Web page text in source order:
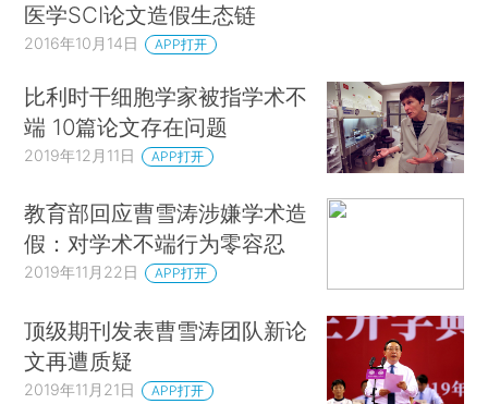
医学SCI论文造假生态链
2016年10月14日 APP打开
比利时干细胞学家被指学术不
端 10篇论文存在问题
2019年12月11日 APP打开
教育部回应曹雪涛涉嫌学术造
假：对学术不端行为零容忍
2019年11月22日 APP打开
顶级期刊发表曹雪涛团队新论
文再遭质疑
2019年11月21日 APP打开